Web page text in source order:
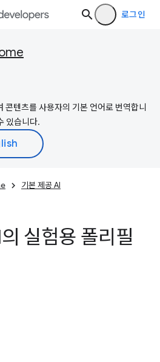
로그인
텐츠를 사용자의 기본 언어로 번역합니
있습니다.
기본 제공 AI
실험용 폴리필